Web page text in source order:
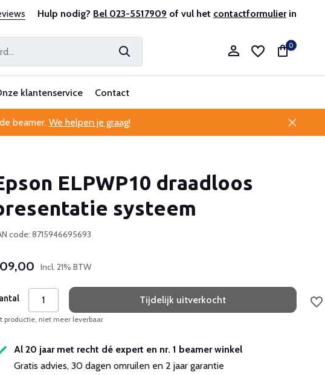
klantenservice
Hulp nodig? Bel 023-5517909 of vul het contactformulierin
Account aanmaken
0
klantenservice Contact
beamer. We helpen je graag!
ELPWP10 draadloos
systeem
code: 8715946695693
Incl. 21% BTW
Tijdelijk uitverkocht
productie, niet meer leverbaar
Al 20 jaar met recht dé expert en nr. 1 beamer winkel
Gratis advies, 30 dagen omruilen en 2 jaar garantie